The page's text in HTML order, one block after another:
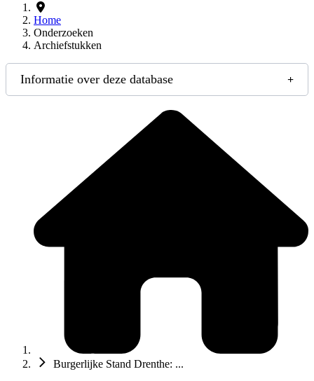
Home
Onderzoeken
Archiefstukken
Informatie over deze database
Burgerlijke Stand Drenthe: ...